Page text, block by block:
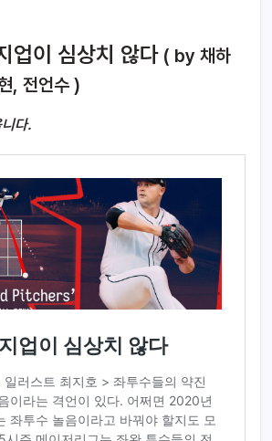
업이 심상치 않다 ( by 채하
, 전언수 )
다.